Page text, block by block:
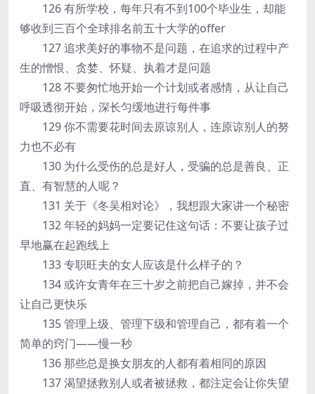
126 有所学校，每年只有不到100个毕业生，却能
够收到三百个全球排名前五十大学的offer
127 追求美好的事物不是问题，在追求的过程中产
生的憎恨、贪婪、怀疑、执着才是问题
128 不要匆忙地开始一个计划或者感情，从让自己
呼吸透彻开始，深长匀缓地进行每件事
129 你不需要花时间去原谅别人，连原谅别人的努
力也不必有
130 为什么受伤的总是好人，受骗的总是善良、正
直、有智慧的人呢？
131 关于《冬吴相对论》，我想跟大家讲一个秘密
132 年轻的妈妈一定要记住这句话：不要让孩子过
早地赢在起跑线上
133 专职旺夫的女人应该是什么样子的？
134 或许女青年在三十岁之前把自己嫁掉，并不会
让自己更快乐
135 管理上级、管理下级和管理自己，都有着一个
简单的窍门——慢一秒
136 那些总是换女朋友的人都有着相同的原因
137 渴望拯救别人或者被拯救，都注定会让你失望